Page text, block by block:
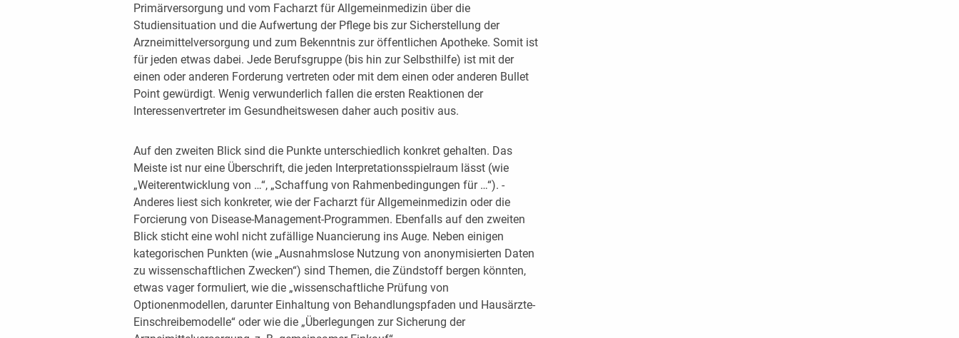
Primärversorgung und vom Facharzt für Allgemeinmedizin über die
Studiensituation und die Aufwertung der Pflege bis zur Sicherstellung der
Arzneimittelversorgung und zum Bekenntnis zur öffentlichen Apotheke. Somit ist
für jeden etwas dabei. Jede Berufsgruppe (bis hin zur Selbsthilfe) ist mit der
einen oder anderen Forderung vertreten oder mit dem einen oder anderen Bullet
Point gewürdigt. Wenig verwunderlich fallen die ersten Reaktionen der
Interessenvertreter im Gesundheitswesen daher auch positiv aus.
Auf den zweiten Blick sind die Punkte unterschiedlich konkret gehalten. Das
Meiste ist nur eine Überschrift, die jeden Interpretationsspielraum lässt (wie
„Weiterentwicklung von …“, „Schaffung von Rahmenbedingungen für …“). ­
Anderes liest sich konkreter, wie der Facharzt für Allgemeinmedizin oder die
Forcierung von Disease-Management-Programmen. Ebenfalls auf den zweiten
Blick sticht eine wohl nicht zufällige Nuancierung ins Auge. Neben einigen
kategorischen Punkten (wie „Ausnahmslose Nutzung von anonymisierten Daten
zu wissenschaftlichen Zwecken“) sind Themen, die ­Zündstoff bergen könnten,
etwas vager formuliert, wie die „wissenschaftliche Prüfung von
Optionenmodellen, darunter Einhaltung von Behandlungspfaden und Hausärzte-
Einschreibemodelle“ oder wie die „Überlegungen zur Sicherung der